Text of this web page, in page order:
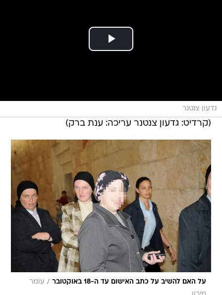
(קרדיט: גדעון צנטנר עריכה: ענת ברק)
על האם להשיב על כתב האישום עד ה-18 באוקטובר